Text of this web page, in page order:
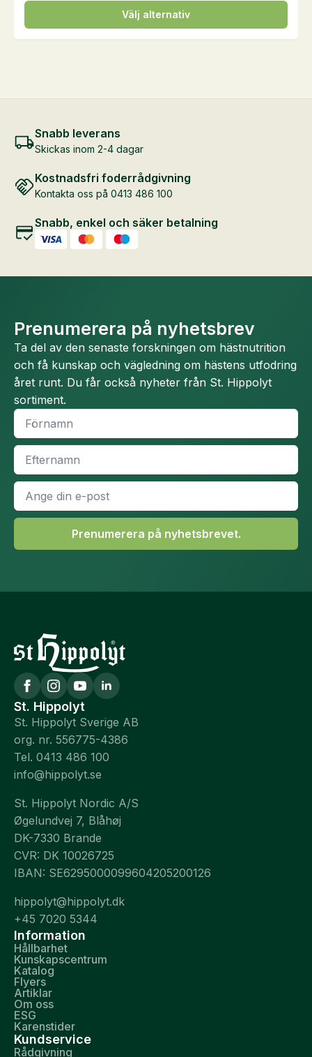
Välj alternativ
Den
här
produkten
olika
alternativen
väljas
på
produktsidan
Snabb leverans
Skickas inom 2-4 dagar
Kostnadsfri foderrådgivning
Kontakta oss på 0413 486 100
Snabb, enkel och säker betalning
Prenumerera på nyhetsbrev
Ta del av den senaste forskningen om hästnutrition
och få kunskap och vägledning om hästens utfodring
året runt. Du får också nyheter från St. Hippolyt
sortiment.
Namn
Efternamn
E-
post
*
Prenumerera på nyhetsbrevet.
St. Hippolyt
St. Hippolyt Sverige AB
org. nr. 556775-4386
Tel. 0413 486 100
info@hippolyt.se
St. Hippolyt Nordic A/S
Øgelundvej 7, Blåhøj
DK-7330 Brande
CVR: DK 10026725
IBAN: SE6295000099604205200126
hippolyt@hippolyt.dk
+45 7020 5344
Information
Hållbarhet
Kunskapscentrum
Katalog
Flyers
Artiklar
Om oss
ESG
Karenstider
Kundservice
Rådgivning